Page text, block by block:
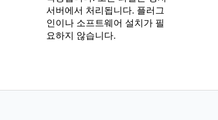
서버에서 처리됩니다. 플러그
인이나 소프트웨어 설치가 필
요하지 않습니다.